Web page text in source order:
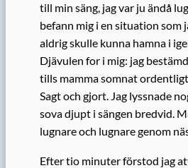
till min säng, jag var ju ändå
befann mig i en situation som
aldrig skulle kunna hamna i
Djävulen for i mig: jag
tills mamma somnat
Sagt och gjort. Jag lyssnade
sova djupt i sängen bredvid.
lugnare och lugnare genom
Efter tio minuter förstod jag